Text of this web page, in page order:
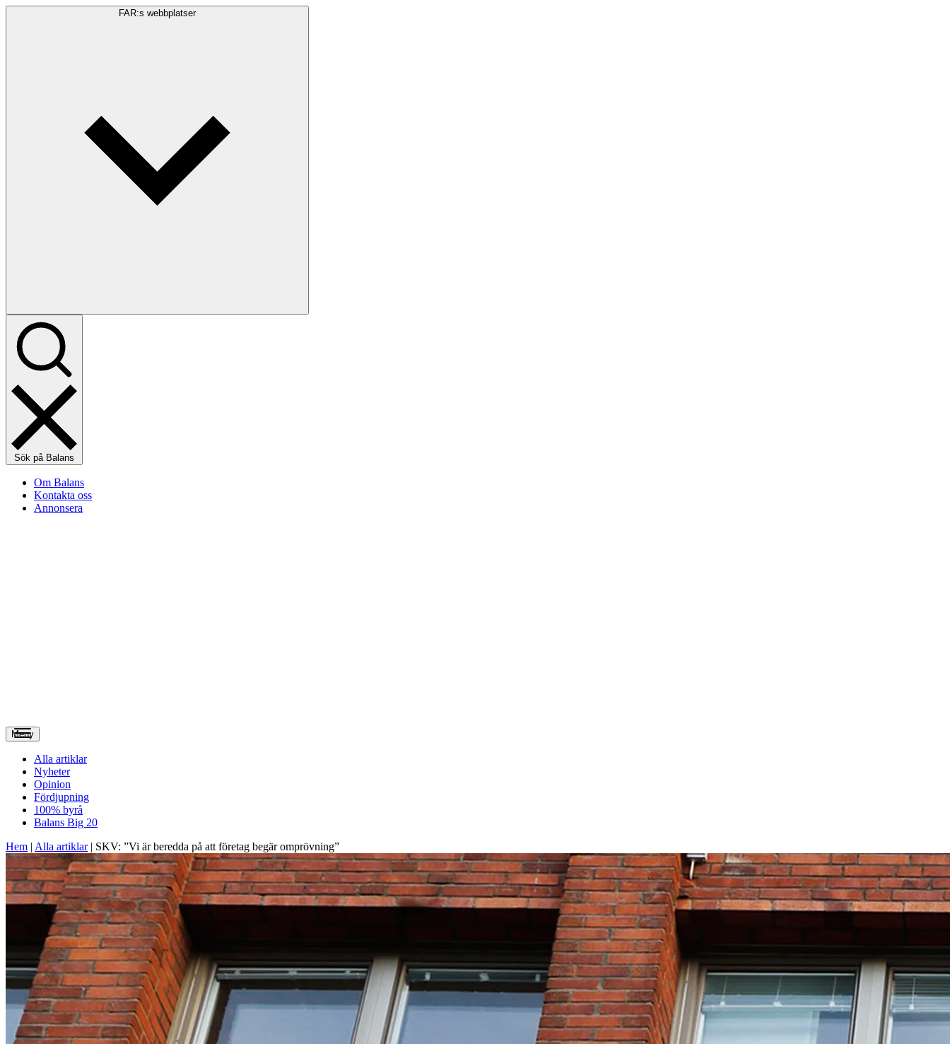
FAR:s webbplatser
Sök på Balans
Om Balans
Kontakta oss
Annonsera
Meny
Alla artiklar
Nyheter
Opinion
Fördjupning
100% byrå
Balans Big 20
Hem | Alla artiklar| SKV: ”Vi är beredda på att företag begär omprövning”